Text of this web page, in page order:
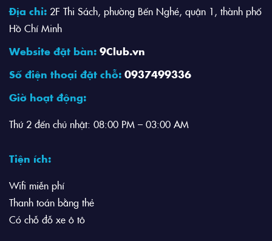
Địa chỉ: 2F Thi Sách, phường Bến Nghé, quận 1, thành phố
Hồ Chí Minh
Website đặt bàn: 9Club.vn
Số điện thoại đặt chỗ: 0937499336
Giờ hoạt động:
Thứ 2 đến chủ nhật: 08:00 PM – 03:00 AM
Tiện ích:
Wifi miễn phí
Thanh toán bằng thẻ
Có chỗ đỗ xe ô tô